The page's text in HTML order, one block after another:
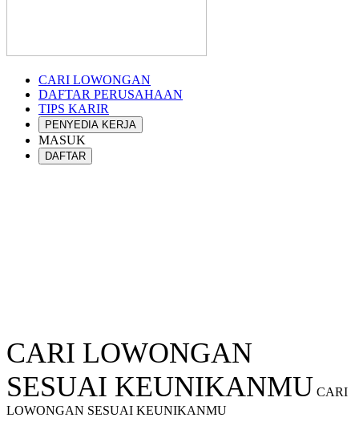
CARI LOWONGAN
DAFTAR PERUSAHAAN
TIPS KARIR
PENYEDIA KERJA
MASUK
DAFTAR
CARI LOWONGAN
SESUAI KEUNIKANMU CARI
LOWONGAN SESUAI KEUNIKANMU